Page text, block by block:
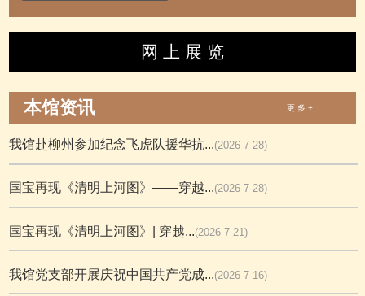
网 上 展 览
本馆资讯 更 多 +
我馆赴柳州参加纪念飞虎队援华抗...(2026-7-28)
国宝再现《清明上河图》——穿越...(2026-7-28)
国宝再现《清明上河图》| 穿越...(2026-7-21)
我馆党支部开展庆祝中国共产党成...(2026-7-16)